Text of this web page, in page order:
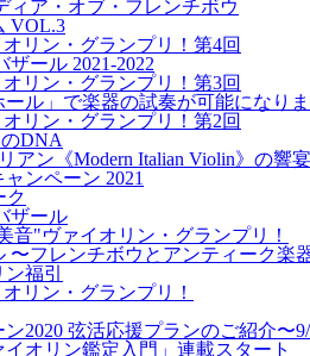
ィア・オブ・フレンチボウ
VOL.3
リン・グランプリ！第4回
ール 2021-2022
リン・グランプリ！第3回
ル」で楽器の試奏が可能になりま
リン・グランプリ！第2回
DNA
アン《Modern Italian Violin》の響宴
ンペーン 2021
ク
ザール
音"ヴァイオリン・グランプリ！
〜フレンチボウとアンティーク楽
福引
リン・グランプリ！
2020 弦活応援プランのご紹介〜
オリン鑑定入門」連載スタート